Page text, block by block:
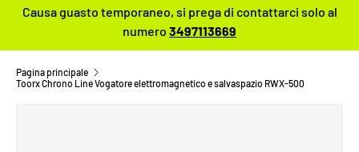
Causa guasto temporaneo, si prega di contattarci solo al
numero 3497113669
Pagina principale
Toorx Chrono Line Vogatore elettromagnetico e salvaspazio RWX-500